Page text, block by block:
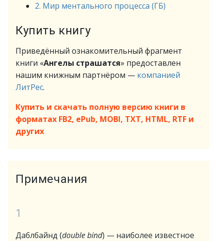
2. Мир ментального процесса (ГБ)
Купить книгу
Приведённый ознакомительный фрагмент
книги «Ангелы страшатся» предоставлен
нашим книжным партнёром — компанией
ЛитРес.
Купить и скачать полную версию книги в
форматах FB2, ePub, MOBI, TXT, HTML, RTF и
других
Примечания
1
Даблбайнд (double bind) — наиболее известное